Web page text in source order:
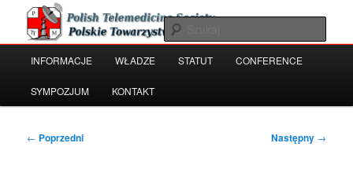
Przeskocz
tekstu
Polskie Towarzystwo Telemedycyny
i e-Zdrowia
Polish Telemedicine and e-Health Society
INFORMACJE WŁADZE STATUT CONFERENCE
SYMPOZJUM KONTAKT
Nawigacja
← Poprzedni Następny →